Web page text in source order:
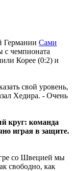
Германии Сами
с чемпионата
Корее (0:2) и
свой уровень,
Хедира. - Очень
круг: команда
играя в защите.
со Швецией мы
свободно, как